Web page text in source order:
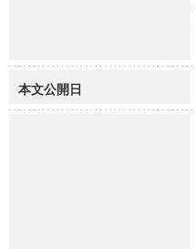
本文公開日